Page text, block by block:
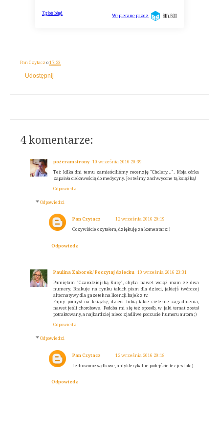
Pan Czytacz o 17:23
Udostępnij
4 komentarze:
pożeramstrony 10 września 2016 20:39
Też kilka dni temu zamieściliśmy recenzję "Cholery...". Moja córka
zapałała ciekawością do medycyny. Jesteśmy zachwycone tą książką!
Odpowiedz
Odpowiedzi
Pan Czytacz 12 września 2016 20:19
Oczywiście czytałem, dziękuję za komentarz:)
Odpowiedz
Paulina Zaborek/ Poczytaj dziecku 10 września 2016 23:31
Pamiętam "Czarodziejską Kurę", chyba nawet wciąż mam ze dwa
numery. Brakuje na rynku takich pism dla dzieci, jakiejś twórczej
alternatywy dla gazetek na licencji bajek z tv.
Fajny pomysł na książkę, dzieci lubią takie cielesne zagadnienia,
nawet jeśli chorobowe. Podoba mi się też sposób, w jaki temat został
potraktowany, a najbardziej nieco zjadliwe poczucie humoru autora ;)
Odpowiedz
Odpowiedzi
Pan Czytacz 12 września 2016 20:18
I zdroworozsądkowe, antyklerykalne podejście też jest ok:)
Odpowiedz